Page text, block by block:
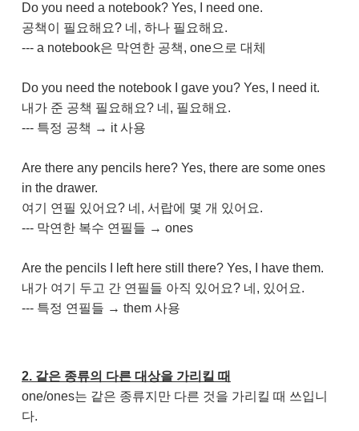
Do you need a notebook? Yes, I need one.
공책이 필요해요? 네, 하나 필요해요.
--- a notebook은 막연한 공책, one으로 대체
Do you need the notebook I gave you? Yes, I need it.
내가 준 공책 필요해요? 네, 필요해요.
--- 특정 공책 → it 사용
Are there any pencils here? Yes, there are some ones
in the drawer.
여기 연필 있어요? 네, 서랍에 몇 개 있어요.
--- 막연한 복수 연필들 → ones
Are the pencils I left here still there? Yes, I have them.
내가 여기 두고 간 연필들 아직 있어요? 네, 있어요.
--- 특정 연필들 → them 사용
2. 같은 종류의 다른 대상을 가리킬 때
one/ones는 같은 종류지만 다른 것을 가리킬 때 쓰입니
다.